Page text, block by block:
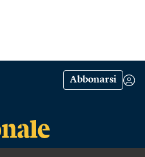
Abbonarsi